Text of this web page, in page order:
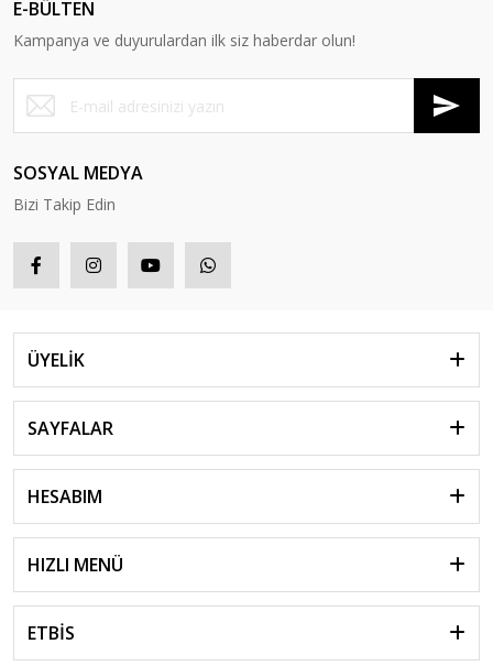
E-BÜLTEN
Kampanya ve duyurulardan ilk siz haberdar olun!
SOSYAL MEDYA
Bizi Takip Edin
ÜYELİK
SAYFALAR
HESABIM
HIZLI MENÜ
ETBİS